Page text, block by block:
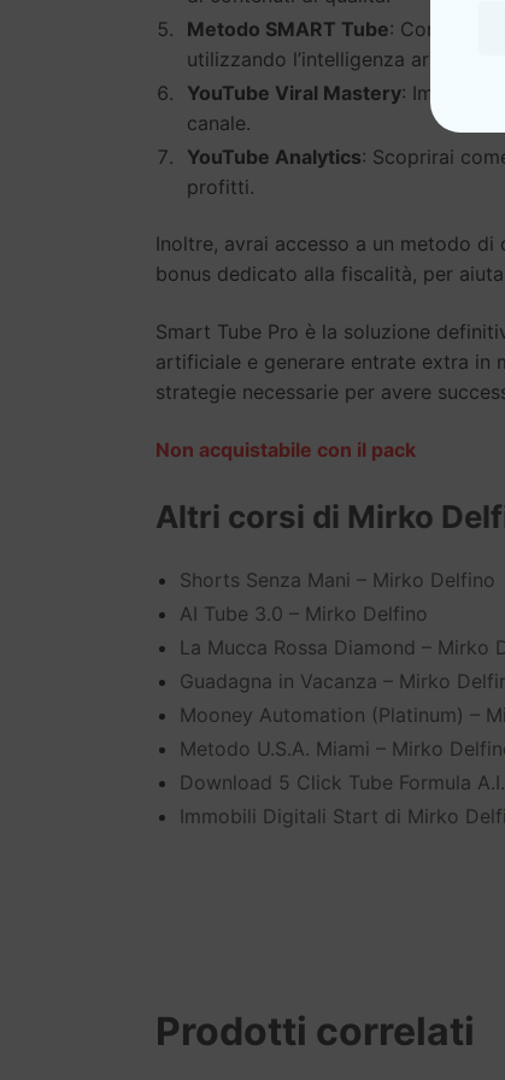
Metodo SMART Tube:
utilizzando l’intelligenza artificiale.
YouTube Viral Mastery:
canale.
YouTube Analytics: Scoprirai
profitti.
Inoltre, avrai accesso a un metodo
bonus dedicato alla fiscalità, per
Smart Tube Pro è la soluzione
artificiale e generare entrate extra in
strategie necessarie per avere
Non acquistabile con il pack
Altri corsi di Mirko
Shorts Senza Mani – Mirko Delfino
AI Tube 3.0 – Mirko Delfino
La Mucca Rossa Diamond – Mirko
Guadagna in Vacanza – Mirko
Mooney Automation (Platinum) –
Metodo U.S.A. Miami – Mirko
Download 5 Click Tube Formula
Immobili Digitali Start di Mirko
Prodotti correlati